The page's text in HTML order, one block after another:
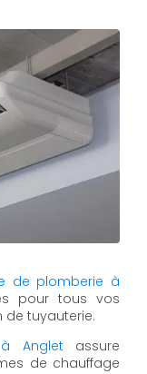
de plomberie à
pour tous vos
tuyauterie.
Angletassure
de chauffage